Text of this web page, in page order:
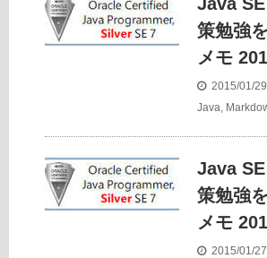
策勉強
メモ
2015/01/29
Java,
Java
策勉強
メモ
2015/01/27